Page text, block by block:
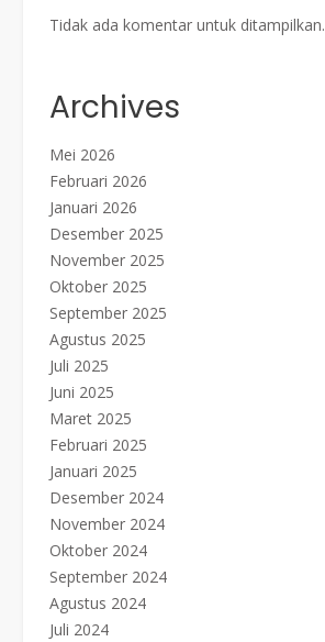
Tidak ada komentar untuk ditampilkan.
Archives
Mei 2026
Februari 2026
Januari 2026
Desember 2025
November 2025
Oktober 2025
September 2025
Agustus 2025
Juli 2025
Juni 2025
Maret 2025
Februari 2025
Januari 2025
Desember 2024
November 2024
Oktober 2024
September 2024
Agustus 2024
Juli 2024